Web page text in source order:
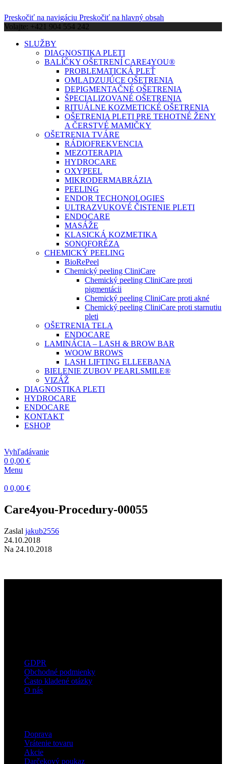
Preskočiť na navigáciu Preskočiť na hlavný obsah
Volajte: +421 904 554 242
SLUŽBY
DIAGNOSTIKA PLETI
BALÍČKY OŠETRENÍ CARE4YOU®
PROBLEMATICKÁ PLEŤ
OMLADZUJÚCE OŠETRENIA
DEPIGMENTAČNÉ OŠETRENIA
ŠPECIALIZOVANÉ OŠETRENIA
RITUÁLNE KOZMETICKÉ OŠETRENIA
OŠETRENIA PLETI PRE TEHOTNÉ ŽENY
A ČERSTVÉ MAMIČKY
OŠETRENIA TVÁRE
RÁDIOFREKVENCIA
MEZOTERAPIA
HYDROCARE
OXYPEEL
MIKRODERMABRÁZIA
PEELING
ENDOR TECHONOLOGIES
ULTRAZVUKOVÉ ČISTENIE PLETI
ENDOCARE
MASÁŽE
KLASICKÁ KOZMETIKA
SONOFORÉZA
CHEMICKÝ PEELING
BioRePeel
Chemický peeling CliniCare
Chemický peeling CliniCare proti
pigmentácii
Chemický peeling CliniCare proti akné
Chemický peeling CliniCare proti starnutiu
pleti
OŠETRENIA TELA
ENDOCARE
LAMINÁCIA – LASH & BROW BAR
WOOW BROWS
LASH LIFTING ELLEEBANA
BIELENIE ZUBOV PEARLSMILE®
VIZÁŽ
DIAGNOSTIKA PLETI
HYDROCARE
ENDOCARE
KONTAKT
ESHOP
Vyhľadávanie
0 0,00 €
Menu
0 0,00 €
Care4you-Procedury-00055
Zaslal jakub2556
24.10.2018
Na 24.10.2018
GDPR
Obchodné podmienky
Často kladené otázky
O nás
Doprava
Vrátenie tovaru
Akcie
Darčekový poukaz